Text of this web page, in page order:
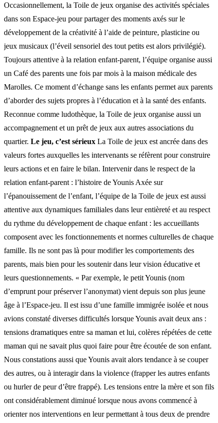
Occasionnellement, la Toile de jeux organise des activités spéciales
dans son Espace-jeu pour partager des moments axés sur le
développement de la créativité à l’aide de peinture, plasticine ou
jeux musicaux (l’éveil sensoriel des tout petits est alors privilégié).
Toujours attentive à la relation enfant-parent, l’équipe organise aussi
un Café des parents une fois par mois à la maison médicale des
Marolles. Ce moment d’échange sans les enfants permet aux parents
d’aborder des sujets propres à l’éducation et à la santé des enfants.
Reconnue comme ludothèque, la Toile de jeux organise aussi un
accompagnement et un prêt de jeux aux autres associations du
quartier. Le jeu, c’est sérieux La Toile de jeux est ancrée dans des
valeurs fortes auxquelles les intervenants se réfèrent pour construire
leurs actions et en faire le bilan. Intervenir dans le respect de la
relation enfant-parent : l’histoire de Younis Axée sur
l’épanouissement de l’enfant, l’équipe de la Toile de jeux est aussi
attentive aux dynamiques familiales dans leur entièreté et au respect
du rythme du développement de chaque enfant : les accueillants
composent avec les fonctionnements et normes culturelles de chaque
famille. Ils ne sont pas là pour modifier les comportements des
parents, mais bien pour les soutenir dans leur vision éducative et
leurs questionnements. « Par exemple, le petit Younis (nom
d’emprunt pour préserver l’anonymat) vient depuis son plus jeune
âge à l’Espace-jeu. Il est issu d’une famille immigrée isolée et nous
avions constaté diverses difficultés lorsque Younis avait deux ans :
tensions dramatiques entre sa maman et lui, colères répétées de cette
maman qui ne savait plus quoi faire pour être écoutée de son enfant.
Nous constations aussi que Younis avait alors tendance à se couper
des autres, ou à interagir dans la violence (frapper les autres enfants
ou hurler de peur d’être frappé). Les tensions entre la mère et son fils
ont considérablement diminué lorsque nous avons commencé à
orienter nos interventions en leur permettant à tous deux de prendre